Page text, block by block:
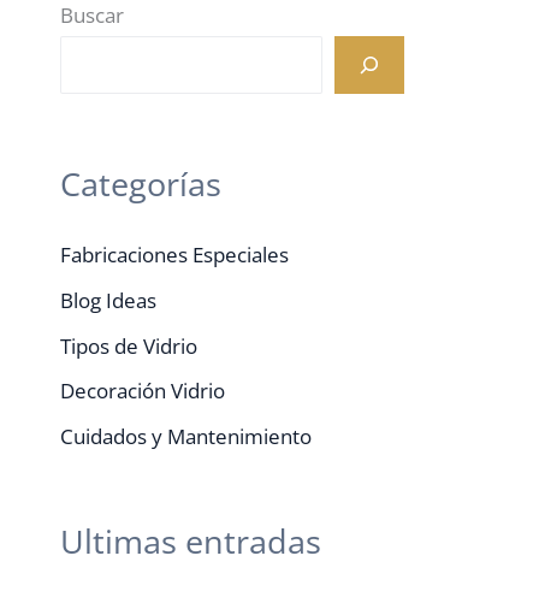
Buscar
Categorías
Fabricaciones Especiales
Blog Ideas
Tipos de Vidrio
Decoración Vidrio
Cuidados y Mantenimiento
Ultimas entradas